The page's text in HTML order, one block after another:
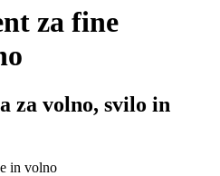
za fine
za volno, svilo in
in volno